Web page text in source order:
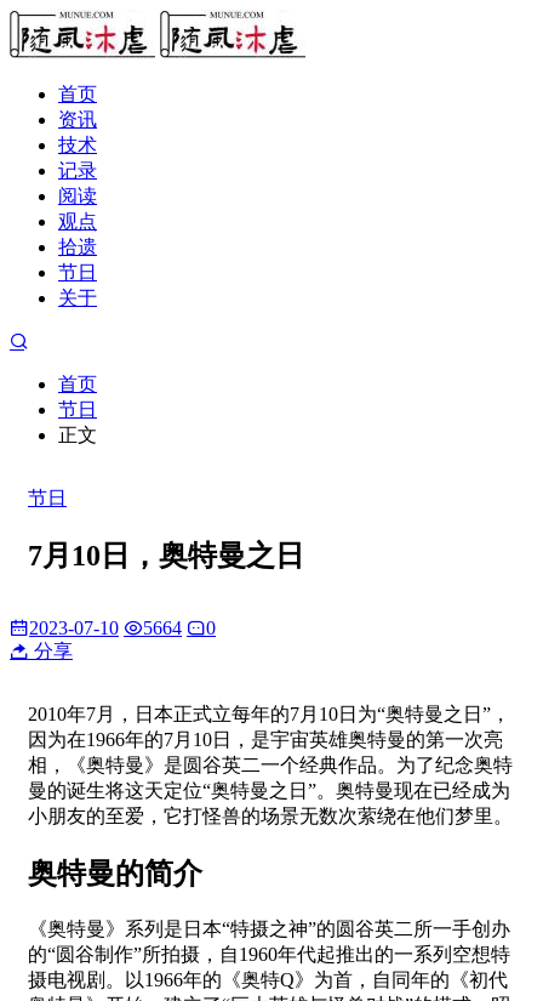
首页
资讯
技术
记录
阅读
观点
拾遗
节日
关于
首页
节日
正文
节日
7月10日，奥特曼之日
2023-07-10 5664
0
分享
2010年7月，日本正式立每年的7月10日为“奥特曼之日”，
因为在1966年的7月10日，是宇宙英雄奥特曼的第一次亮
相，《奥特曼》是圆谷英二一个经典作品。为了纪念奥特
曼的诞生将这天定位“奥特曼之日”。奥特曼现在已经成为
小朋友的至爱，它打怪兽的场景无数次萦绕在他们梦里。
奥特曼的简介
《奥特曼》系列是日本“特摄之神”的圆谷英二所一手创办
的“圆谷制作”所拍摄，自1960年代起推出的一系列空想特
摄电视剧。以1966年的《奥特Q》为首，自同年的《初代